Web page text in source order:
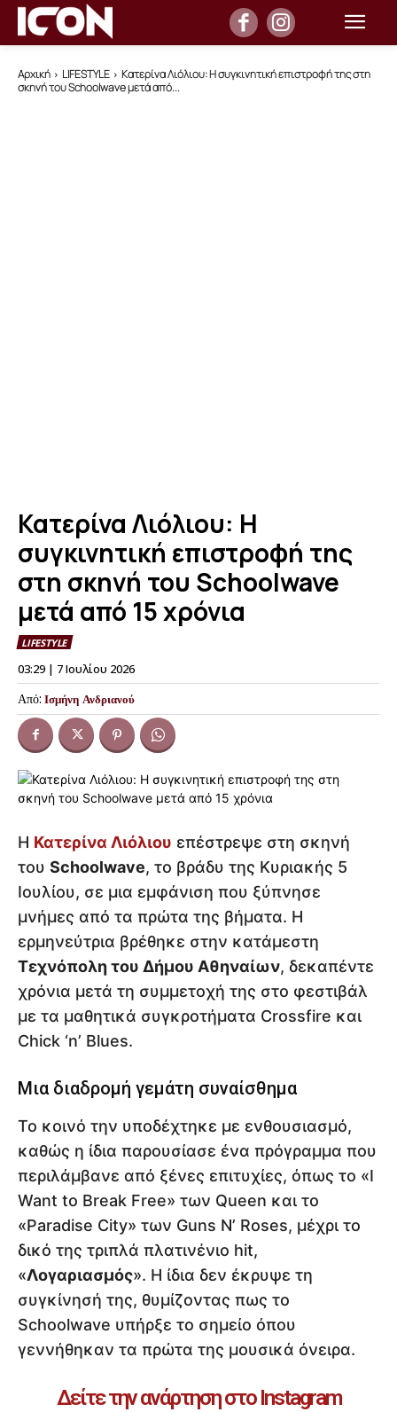
Αρχική LIFESTYLE
Κατερίνα Λιόλιου: Η συγκινητική επιστροφή της στη
σκηνή του Schoolwave μετά από...
Κατερίνα Λιόλιου: Η
συγκινητική επιστροφή της
στη σκηνή του Schoolwave
μετά από 15 χρόνια
LIFESTYLE
03:29 | 7 Ιουλίου 2026
Από: Ισμήνη Ανδριανού
Η Κατερίνα Λιόλιου επέστρεψε στη σκηνή
του Schoolwave, το βράδυ της Κυριακής 5
Ιουλίου, σε μια εμφάνιση που ξύπνησε
μνήμες από τα πρώτα της βήματα. Η
ερμηνεύτρια βρέθηκε στην κατάμεστη
Τεχνόπολη του Δήμου Αθηναίων, δεκαπέντε
χρόνια μετά τη συμμετοχή της στο φεστιβάλ
με τα μαθητικά συγκροτήματα Crossfire και
Chick ‘n’ Blues.
Μια διαδρομή γεμάτη συναίσθημα
Το κοινό την υποδέχτηκε με ενθουσιασμό,
καθώς η ίδια παρουσίασε ένα πρόγραμμα που
περιλάμβανε από ξένες επιτυχίες, όπως το «I
Want to Break Free» των Queen και το
«Paradise City» των Guns N’ Roses, μέχρι το
δικό της τριπλά πλατινένιο hit,
«Λογαριασμός». Η ίδια δεν έκρυψε τη
συγκίνησή της, θυμίζοντας πως το
Schoolwave υπήρξε το σημείο όπου
γεννήθηκαν τα πρώτα της μουσικά όνειρα.
Δείτε την ανάρτηση στο Instagram